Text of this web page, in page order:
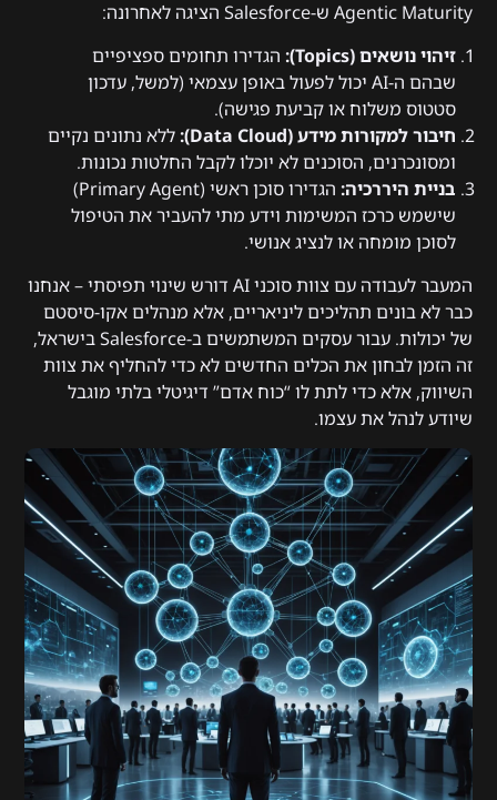
Agentic Maturity ש-Salesforce הציגה לאחרונה:
זיהוי נושאים (Topics):
הגדירו תחומים ספציפיים
שבהם ה-AI יכול לפעול באופן עצמאי (למשל, עדכון
סטטוס משלוח או קביעת פגישה).
חיבור למקורות מידע (Data Cloud):
ללא נתונים נקיים
ומסונכרנים, הסוכנים לא יוכלו לקבל החלטות נכונות.
בניית היררכיה:
הגדירו סוכן ראשי (Primary Agent)
שישמש כרכז המשימות וידע מתי להעביר את הטיפול
לסוכן מומחה או לנציג אנושי.
המעבר לעבודה עם צוות סוכני AI דורש שינוי תפיסתי – אנחנו
כבר לא בונים תהליכים ליניאריים, אלא מנהלים אקו-סיסטם
של יכולות. עבור עסקים המשתמשים ב-Salesforce בישראל,
זה הזמן לבחון את הכלים החדשים לא כדי להחליף את צוות
השיווק, אלא כדי לתת לו “כוח אדם” דיגיטלי בלתי מוגבל
שיודע לנהל את עצמו.